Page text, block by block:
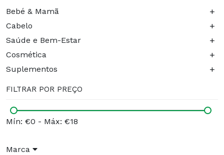
Bebé & Mamã +
Cabelo +
Saúde e Bem-Estar +
Cosmética +
Suplementos +
FILTRAR POR PREÇO
Mín: €0 - Máx: €18
Marca